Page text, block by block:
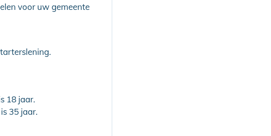
voor uw gemeente
18 jaar.
35 jaar.